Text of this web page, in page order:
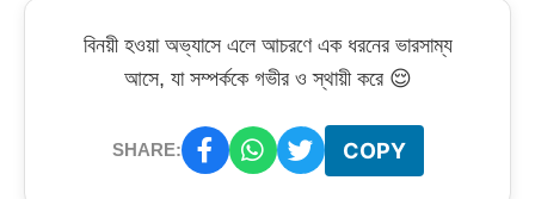
বিনয়ী হওয়া অভ্যাসে এলে আচরণে এক ধরনের ভারসাম্য
আসে, যা সম্পর্ককে গভীর ও স্থায়ী করে 😌
SHARE: COPY